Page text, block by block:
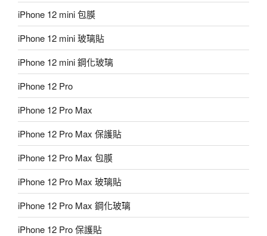
iPhone 12 mini 包膜
iPhone 12 mini 玻璃貼
iPhone 12 mini 鋼化玻璃
iPhone 12 Pro
iPhone 12 Pro Max
iPhone 12 Pro Max 保護貼
iPhone 12 Pro Max 包膜
iPhone 12 Pro Max 玻璃貼
iPhone 12 Pro Max 鋼化玻璃
iPhone 12 Pro 保護貼